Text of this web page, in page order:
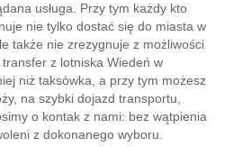
usługa. Przy tym każdy kto
nie tylko dostać się do miasta w
także nie zrezygnuje z możliwości
z lotniska Wiedeń w
niż taksówka, a przy tym możesz
na szybki dojazd transportu,
o kontak z nami: bez wątpienia
z dokonanego wyboru.